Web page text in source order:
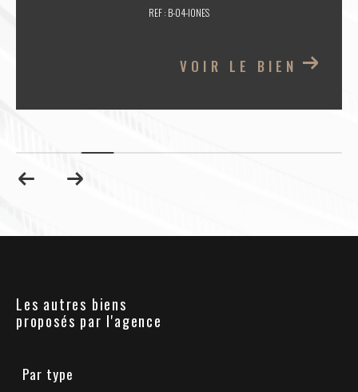
REF : B-04-IONES
VOIR LE BIEN
Les autres biens
proposés par l'agence
Par type